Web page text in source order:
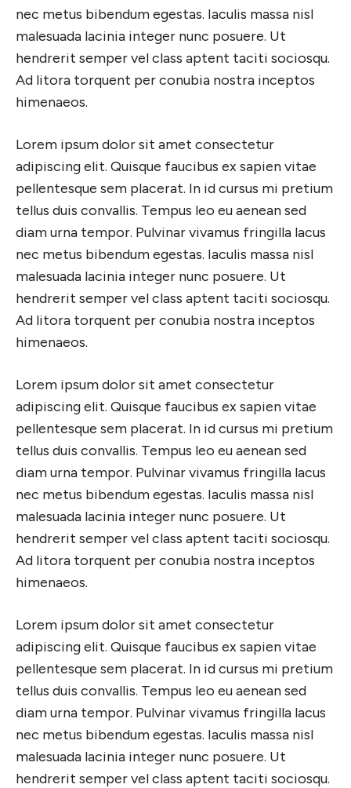
nec metus bibendum egestas. Iaculis massa nisl
malesuada lacinia integer nunc posuere. Ut
hendrerit semper vel class aptent taciti sociosqu.
Ad litora torquent per conubia nostra inceptos
himenaeos.
Lorem ipsum dolor sit amet consectetur
adipiscing elit. Quisque faucibus ex sapien vitae
pellentesque sem placerat. In id cursus mi pretium
tellus duis convallis. Tempus leo eu aenean sed
diam urna tempor. Pulvinar vivamus fringilla lacus
nec metus bibendum egestas. Iaculis massa nisl
malesuada lacinia integer nunc posuere. Ut
hendrerit semper vel class aptent taciti sociosqu.
Ad litora torquent per conubia nostra inceptos
himenaeos.
Lorem ipsum dolor sit amet consectetur
adipiscing elit. Quisque faucibus ex sapien vitae
pellentesque sem placerat. In id cursus mi pretium
tellus duis convallis. Tempus leo eu aenean sed
diam urna tempor. Pulvinar vivamus fringilla lacus
nec metus bibendum egestas. Iaculis massa nisl
malesuada lacinia integer nunc posuere. Ut
hendrerit semper vel class aptent taciti sociosqu.
Ad litora torquent per conubia nostra inceptos
himenaeos.
Lorem ipsum dolor sit amet consectetur
adipiscing elit. Quisque faucibus ex sapien vitae
pellentesque sem placerat. In id cursus mi pretium
tellus duis convallis. Tempus leo eu aenean sed
diam urna tempor. Pulvinar vivamus fringilla lacus
nec metus bibendum egestas. Iaculis massa nisl
malesuada lacinia integer nunc posuere. Ut
hendrerit semper vel class aptent taciti sociosqu.